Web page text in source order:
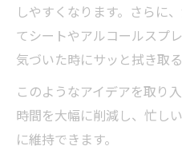
しやすくなります。さらに
てシートやアルコールスプ
気づいた時にサッと拭き取
このようなアイデアを取り
時間を大幅に削減し、忙し
に維持できます。